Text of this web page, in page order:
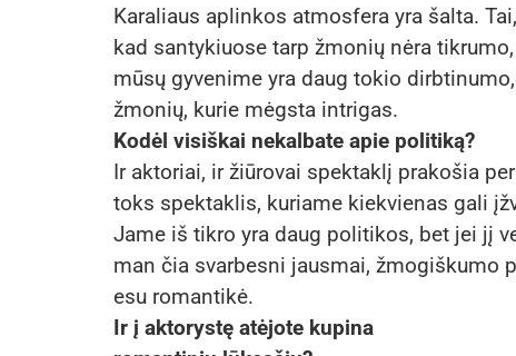
Karaliaus aplinkos atmosfera yra šalta.
kad santykiuose tarp žmonių nėra
mūsų gyvenime yra daug tokio
žmonių, kurie mėgsta intrigas.
Kodėl visiškai nekalbate apie politiką?
Ir aktoriai, ir žiūrovai spektaklį prakošia
toks spektaklis, kuriame kiekvienas gali
Jame iš tikro yra daug politikos, bet jei jį
man čia svarbesni jausmai, žmogiškumo
esu romantikė.
Ir į aktorystę atėjote kupina